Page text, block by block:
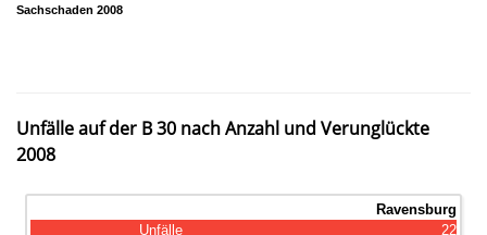
Sachschaden 2008
Unfälle auf der B 30 nach Anzahl und Verunglückte
2008
Ravensburg
22